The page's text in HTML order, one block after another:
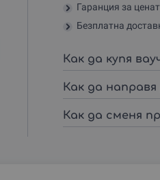
Гаранция за
Безплатна
Как да купя
Как да направя
Как да сменя